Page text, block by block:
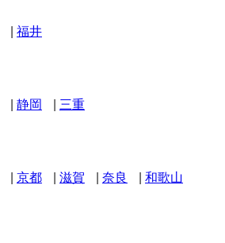
福井
静岡 三重
京都 滋賀 奈良 和歌山